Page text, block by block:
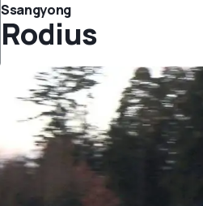
Ssangyong
Rodius